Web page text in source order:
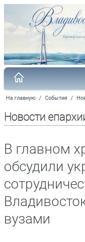
На главную / События /
Новости
В главном
обсудили
вузами